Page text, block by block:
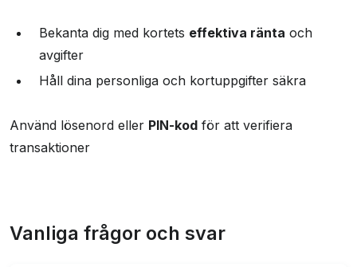
Bekanta dig med kortets effektiva ränta och
avgifter
Håll dina personliga och kortuppgifter säkra
Använd lösenord eller PIN-kod för att verifiera
transaktioner
Vanliga frågor och svar